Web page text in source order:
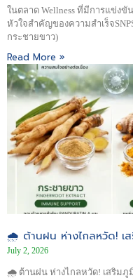
ในตลาด Wellness ที่มีการแข่ง
หัวใจสำคัญของความสำเร็จ
กระชายขาว)
Read More »
🌧️ ต้านฝน ห่างไกลหวัด! เ
July 2, 2026
🌧️ ต้านฝน ห่างไกลหวัด! เสริมภู